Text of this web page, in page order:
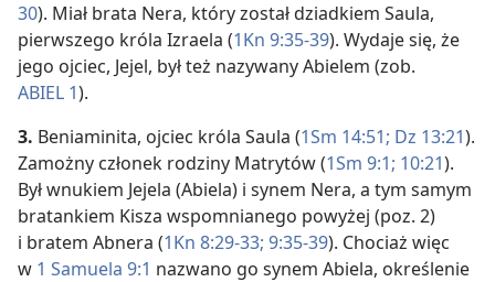
30). Miał brata Nera, który został dziadkiem Saula,
pierwszego króla Izraela (1Kn 9:35-39). Wydaje się, że
jego ojciec, Jejel, był też nazywany Abielem (zob.
ABIEL 1).
3. Beniaminita, ojciec króla Saula (1Sm 14:51; Dz 13:21).
Zamożny członek rodziny Matrytów (1Sm 9:1; 10:21).
Był wnukiem Jejela (Abiela) i synem Nera, a tym samym
bratankiem Kisza wspomnianego powyżej (poz. 2)
i bratem Abnera (1Kn 8:29-33; 9:35-39). Chociaż więc
w 1 Samuela 9:1 nazwano go synem Abiela, określenie